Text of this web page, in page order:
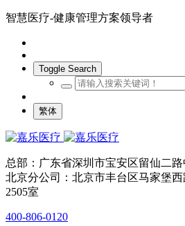
智慧医疗-健康管理方案领导者
Toggle Search
繁体
总部：广东省深圳市宝安区留仙二
北京分公司：北京市丰台区马家堡
2505室
400-806-0120